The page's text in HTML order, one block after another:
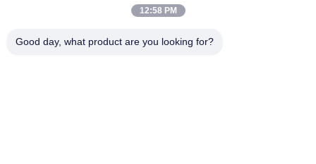
주소
12:58 PM
Good day, what product are you looking for?